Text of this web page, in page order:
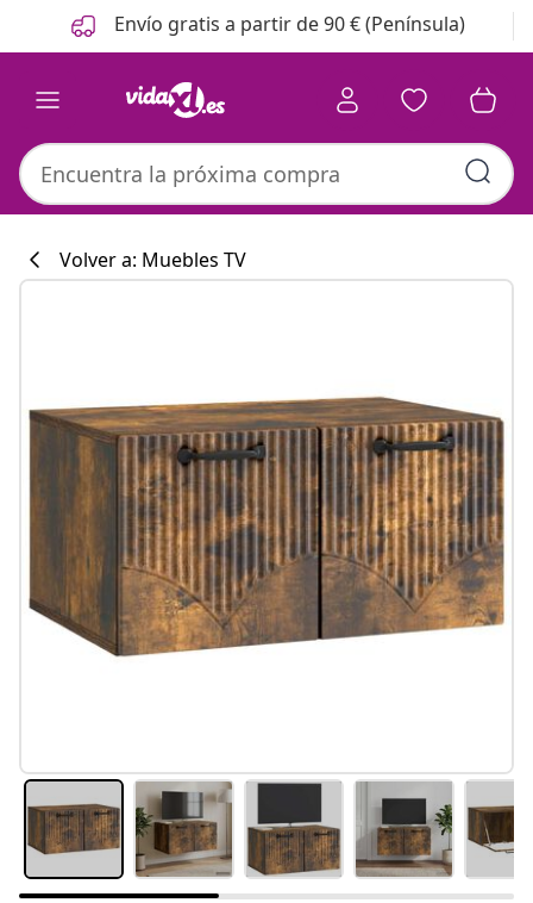
Anterior
Siguiente Envío gratis a partir de 90 € (Península)
#sharemevidaxl
Volver a: Muebles TV